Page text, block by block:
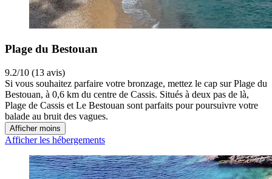
Plage du Bestouan
9.2/10 (13 avis)
Si vous souhaitez parfaire votre bronzage, mettez le cap sur Plage du
Bestouan, à 0,6 km du centre de Cassis. Situés à deux pas de là,
Plage de Cassis et Le Bestouan sont parfaits pour poursuivre votre
balade au bruit des vagues.
Afficher moins
Afficher les hébergements